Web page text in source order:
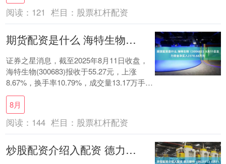
阅读： 121 栏目： 股票杠杆配资
期货配资是什么 海特生物（300683）8月11日主力资金净买入2378.68万元
证券之星消息，截至2025年8月11日收盘，
海特生物(300683)报收于55.27元，上涨
8.67%，换手率10.79%，成交量13.17万手，
成交额7.08....
8月
阅读： 144 栏目： 股票杠杆配资
炒股配资介绍入配资 德力股份（002571）8月11日主力资金净买入1004.03万元